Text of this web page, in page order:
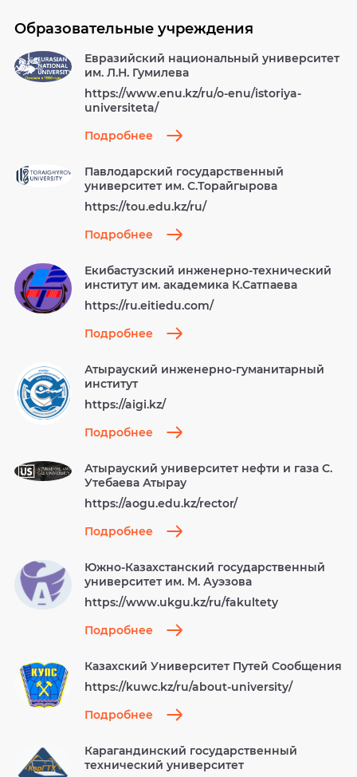
Образовательные учреждения
Евразийский национальный университет
им. Л.Н. Гумилева
https://www.enu.kz/ru/o-enu/istoriya-
universiteta/
Подробнее
Павлодарский государственный
университет им. С.Торайгырова
https://tou.edu.kz/ru/
Подробнее
Екибастузский инженерно-технический
институт им. академика К.Сатпаева
https://ru.eitiedu.com/
Подробнее
Атырауский инженерно-гуманитарный
институт
https://aigi.kz/
Подробнее
Атырауский университет нефти и газа С.
Утебаева Атырау
https://aogu.edu.kz/rector/
Подробнее
Южно-Казахстанский государственный
университет им. М. Ауэзова
https://www.ukgu.kz/ru/fakultety
Подробнее
Казахский Университет Путей Сообщения
https://kuwc.kz/ru/about-university/
Подробнее
Карагандинский государственный
технический университет